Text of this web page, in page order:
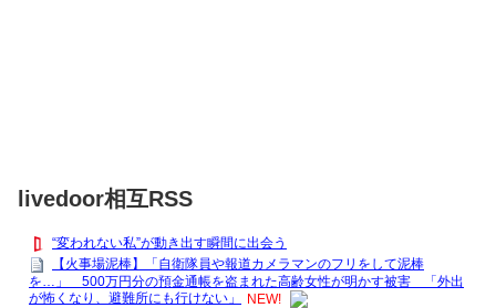
livedoor相互RSS
“変われない私”が動き出す瞬間に出会う
【火事場泥棒】「自衛隊員や報道カメラマンのフリをして泥棒
を…」 500万円分の預金通帳を盗まれた高齢女性が明かす被害 「外出
が怖くなり、避難所にも行けない」
NEW!